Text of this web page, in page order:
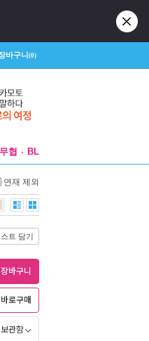
바구니(0)
협 BL
연재 제외
트 담기
장바구니
바로구매
보관함